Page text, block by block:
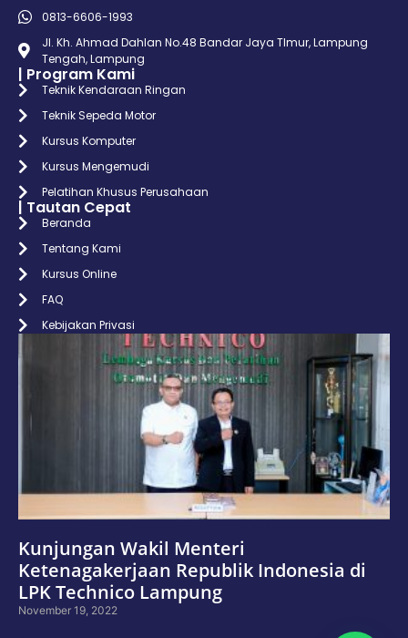
0813-6606-1993
Jl. Kh. Ahmad Dahlan No.48 Bandar Jaya TImur, Lampung
Tengah, Lampung
| Program Kami
Teknik Kendaraan Ringan
Teknik Sepeda Motor
Kursus Komputer
Kursus Mengemudi
Pelatihan Khusus Perusahaan
| Tautan Cepat
Beranda
Tentang Kami
Kursus Online
FAQ
Kebijakan Privasi
Kunjungan Wakil Menteri
Ketenagakerjaan Republik Indonesia di
LPK Technico Lampung
November 19, 2022